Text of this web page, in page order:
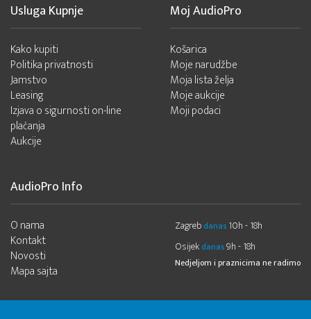
Usluga Kupnje
Kako kupiti
Politika privatnosti
Jamstvo
Leasing
Izjava o sigurnosti on-line
plaćanja
Aukcije
Moj AudioPro
Košarica
Moje narudžbe
Moja lista želja
Moje aukcije
Moji podaci
AudioPro Info
O nama
Kontakt
Novosti
Mapa sajta
Zagreb danas 10h - 18h
Osijek danas9h - 18h
Nedjeljom i praznicima ne radimo